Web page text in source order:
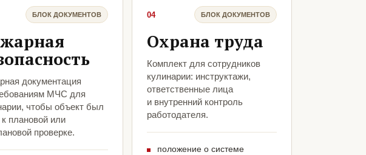
БЛОК ДОКУМЕНТОВ
документация
МЧС для
чтобы объект был
к плановой или
проверке.
04 БЛОК ДОКУМЕНТОВ
Охрана труда
Комплект для сотрудников
кулинарии: инструктажи,
ответственные лица
и внутренний контроль
работодателя.
положение о системе